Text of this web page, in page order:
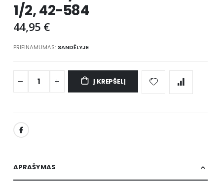
images
gallery
1/2, 42-584
44,95 €
PRIEINAMUMAS: SANDĖLYJE
Į KREPŠELĮ
APRAŠYMAS